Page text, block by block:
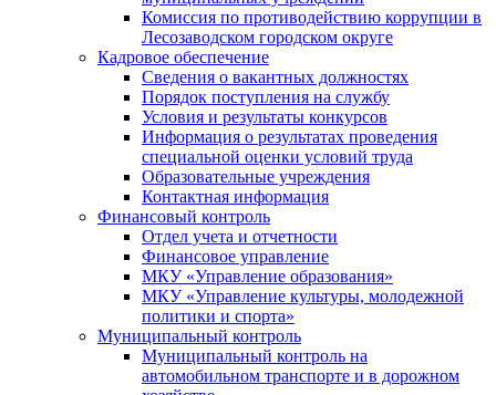
Комиссия по противодействию коррупции в
Лесозаводском городском округе
Кадровое обеспечение
Сведения о вакантных должностях
Порядок поступления на службу
Условия и результаты конкурсов
Информация о результатах проведения
специальной оценки условий труда
Образовательные учреждения
Контактная информация
Финансовый контроль
Отдел учета и отчетности
Финансовое управление
МКУ «Управление образования»
МКУ «Управление культуры, молодежной
политики и спорта»
Муниципальный контроль
Муниципальный контроль на
автомобильном транспорте и в дорожном